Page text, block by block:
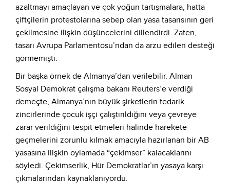
azaltmayı amaçlayan ve çok yoğun tartışmalara, hatta
çiftçilerin protestolarına sebep olan yasa tasarısının geri
çekilmesine ilişkin düşüncelerini dillendirdi. Zaten,
tasarı Avrupa Parlamentosu’ndan da arzu edilen desteği
görmemişti.
Bir başka örnek de Almanya’dan verilebilir. Alman
Sosyal Demokrat çalışma bakanı Reuters’e verdiği
demeçte, Almanya’nın büyük şirketlerin tedarik
zincirlerinde çocuk işçi çalıştırıldığını veya çevreye
zarar verildiğini tespit etmeleri halinde harekete
geçmelerini zorunlu kılmak amacıyla hazırlanan bir AB
yasasına ilişkin oylamada “çekimser” kalacaklarını
söyledi. Çekimserlik, Hür Demokratlar’ın yasaya karşı
çıkmalarından kaynaklanıyordu.